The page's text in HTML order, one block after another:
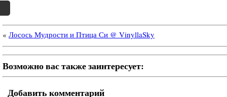
« Лосось Мудрости и Птица Си @ VinyllaSky
Возможно вас также заинтересует:
Добавить комментарий